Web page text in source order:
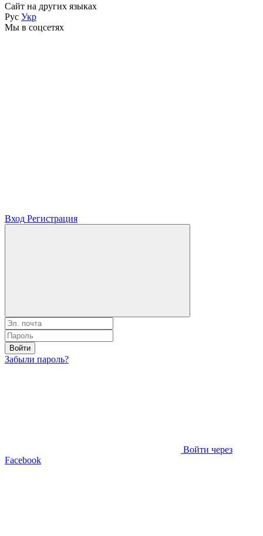
Сайт на других языках
Рус Укр
Мы в соцсетях
Вход Регистрация
Войти
Забыли пароль?
Войти через
Facebook